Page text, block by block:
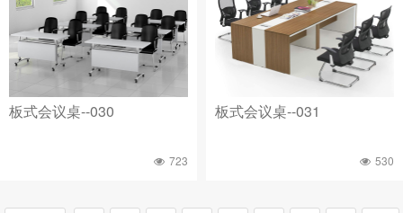
板式会议桌--030
723
板式会议桌--031
530